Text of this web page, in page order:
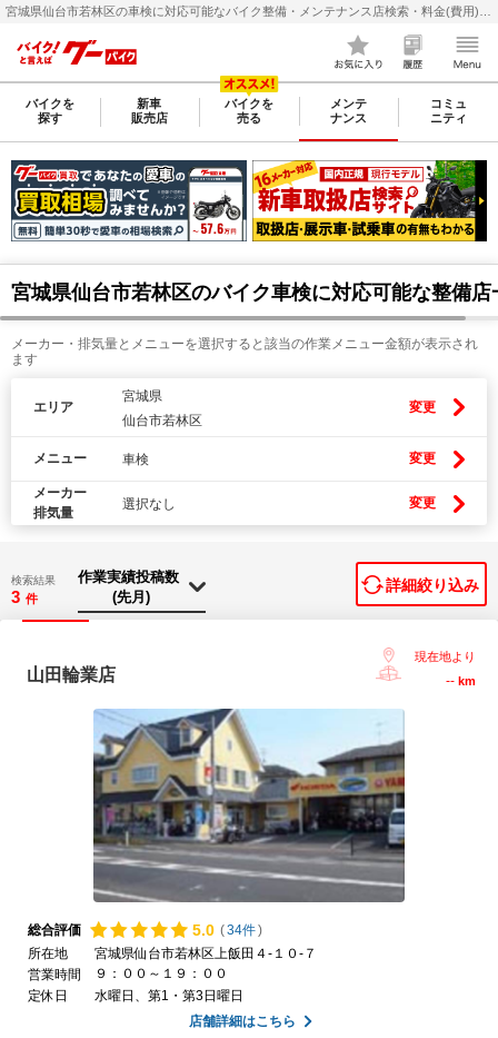
バイクを
探す
新車
販売店
バイクを
売る
メンテ
ナンス
コミュ
ニティ
宮城県仙台市若林区のバイク車検に対応可能な整備店
メーカー・排気量とメニューを選択すると該当の作業メニュー金額が表示され
ます
エリア
宮城県
仙台市若林区
変更
メニュー 車検 変更
メーカー
排気量
選択なし 変更
検索結果
3 件
詳細絞り込み
山田輪業店
現在地より
-- km
総合評価 5.0 (34件)
所在地
宮城県仙台市若林区上飯田４-１０-７
営業時間
９：００～１９：００
定休日
水曜日、第1・第3日曜日
店舗詳細はこちら